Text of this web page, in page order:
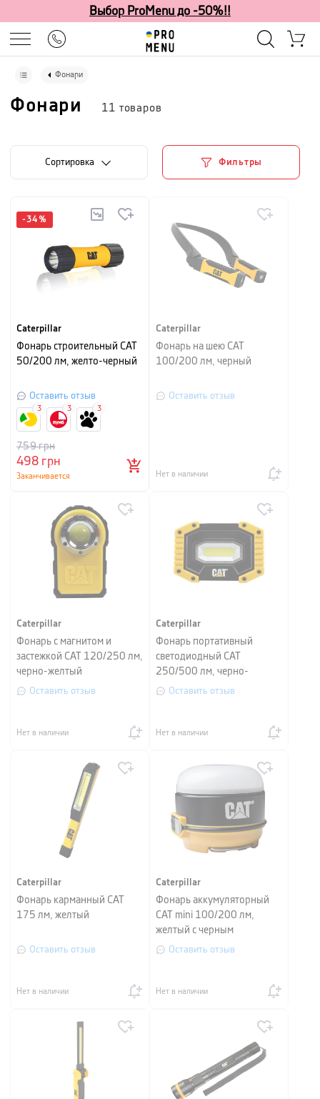
Выбор ProMenu до -50%!!
Фонари
Фонари 11 товаров
Cортировка Фильтры
-34 %
Caterpillar
Фонарь строительный CAT
50/200 лм, желто-черный
Оставить отзыв
498грн
759грн
Заканчивается
3 3 3
Caterpillar
Фонарь на шею CAT
100/200 лм, черный
Оставить отзыв
Нет в наличии
Caterpillar
Фонарь с магнитом и
застежкой CAT 120/250 лм,
черно-желтый
Оставить отзыв
Нет в наличии
Caterpillar
Фонарь портативный
светодиодный CAT
250/500 лм, черно-
желтый
Оставить отзыв
Нет в наличии
Caterpillar
Фонарь карманный CAT
175 лм, желтый
Оставить отзыв
Нет в наличии
Caterpillar
Фонарь аккумуляторный
CAT mini 100/200 лм,
желтый с черным
Оставить отзыв
Нет в наличии